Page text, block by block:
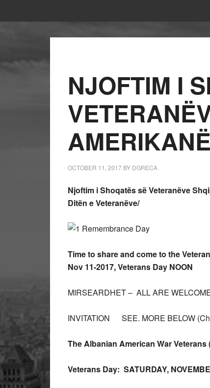
NJOFTIM I
AMERIKANË
OCTOBER 11, 2017 BY DGRECA
Njoftim i Shoqatës së Veteranëve
Ditën e Veteranëve/
Time to share and come to the
Nov 11-2017, Veterans Day NOON
MIRSEARDHET – ALL ARE
INVITATION SEE. MORE BELOW
The Albanian American War
Veterans Day: SATURDAY,